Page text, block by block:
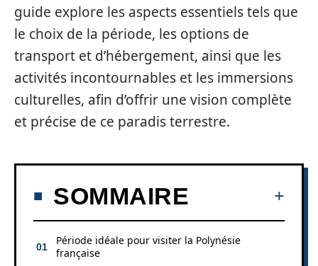
guide explore les aspects essentiels tels que
le choix de la période, les options de
transport et d’hébergement, ainsi que les
activités incontournables et les immersions
culturelles, afin d’offrir une vision complète
et précise de ce paradis terrestre.
SOMMAIRE
Période idéale pour visiter la Polynésie
française